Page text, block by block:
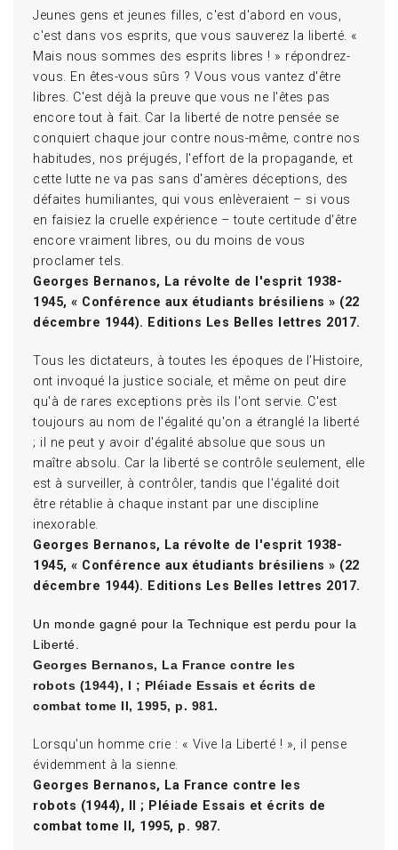
Jeunes gens et jeunes filles, c'est d'abord en vous,
c'est dans vos esprits, que vous sauverez la liberté. «
Mais nous sommes des esprits libres ! » répondrez-
vous. En êtes-vous sûrs ? Vous vous vantez d'être
libres. C'est déjà la preuve que vous ne l'êtes pas
encore tout à fait. Car la liberté de notre pensée se
conquiert chaque jour contre nous-même, contre nos
habitudes, nos préjugés, l'effort de la propagande, et
cette lutte ne va pas sans d'amères déceptions, des
défaites humiliantes, qui vous enlèveraient – si vous
en faisiez la cruelle expérience – toute certitude d'être
encore vraiment libres, ou du moins de vous
proclamer tels.
Georges Bernanos, La révolte de l'esprit 1938-
1945, « Conférence aux étudiants brésiliens » (22
décembre 1944). Editions Les Belles lettres 2017.
Tous les dictateurs, à toutes les époques de l'Histoire,
ont invoqué la justice sociale, et même on peut dire
qu'à de rares exceptions près ils l'ont servie. C'est
toujours au nom de l'égalité qu'on a étranglé la liberté
; il ne peut y avoir d'égalité absolue que sous un
maître absolu. Car la liberté se contrôle seulement, elle
est à surveiller, à contrôler, tandis que l'égalité doit
être rétablie à chaque instant par une discipline
inexorable.
Georges Bernanos, La révolte de l'esprit 1938-
1945, « Conférence aux étudiants brésiliens » (22
décembre 1944). Editions Les Belles lettres 2017.
Un monde gagné pour la Technique est perdu pour la
Liberté.
Georges Bernanos, La France contre les
robots (1944), I ; Pléiade Essais et écrits de
combat tome II, 1995, p. 981.
Lorsqu'un homme crie : « Vive la Liberté ! », il pense
évidemment à la sienne.
Georges Bernanos, La France contre les
robots (1944), II ; Pléiade Essais et écrits de
combat tome II, 1995, p. 987.